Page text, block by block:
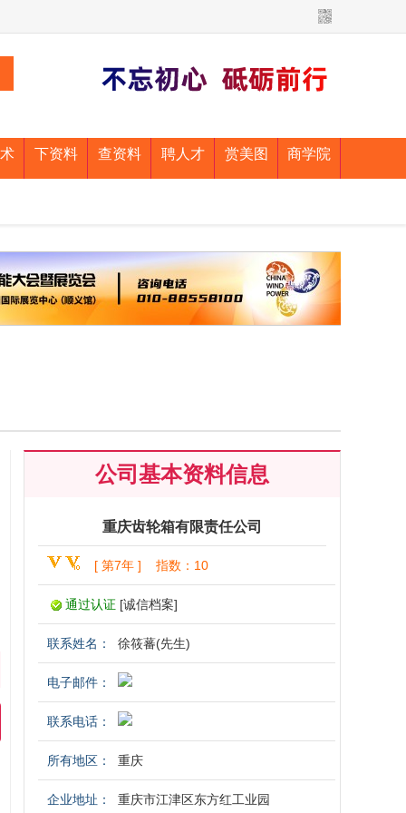
下资料 查资料 聘人才 赏美图 商学院
公司基本资料信息
重庆齿轮箱有限责任公司
[ 第7年 ] 指数：10
通过认证 [诚信档案]
联系姓名： 徐筱蕃(先生)
电子邮件：
联系电话：
所有地区： 重庆
企业地址： 重庆市江津区东方红工业园